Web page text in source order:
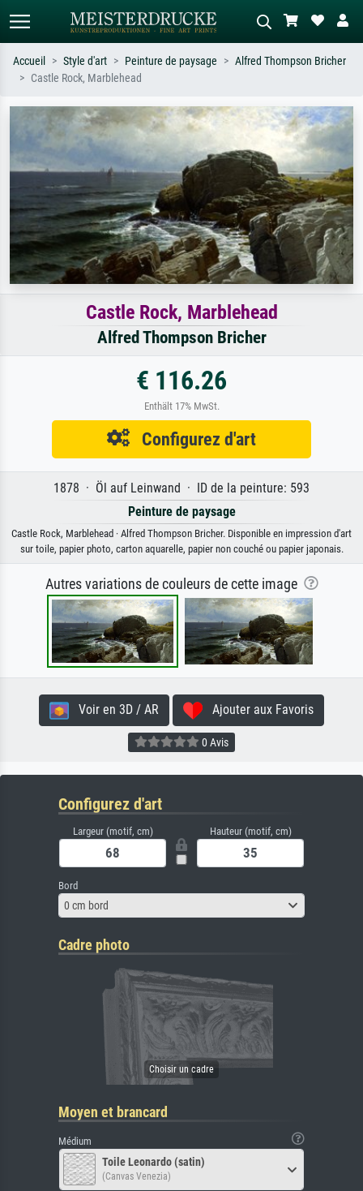
Recherchez par artiste, titre ou style –
ex. Monet, Nuit étoilée,
impressionnisme, vague de Hokusai,
Décrivez la scène – ex. prairie verte,
abstrait avec beaucoup de rouge,
tableau sombre, nu debout près d'un
arbre.
Accueil Style d'art Peinture de paysage
Alfred Thompson Bricher
Castle Rock, Marblehead
Castle Rock, Marblehead
Alfred Thompson Bricher
€ 116.26
Enthält 17% MwSt.
Configurez d'art
1878 · Öl auf Leinwand · ID de la peinture: 593
Peinture de paysage
Castle Rock, Marblehead · Alfred Thompson Bricher. Disponible en impression d'art
sur toile, papier photo, carton aquarelle, papier non couché ou papier japonais.
Autres variations de couleurs de cette image
Voir en 3D / AR Ajouter aux Favoris
0 Avis
Configurez d'art
Largeur (motif, cm) Hauteur (motif, cm)
Bord
0 cm bord
Cadre photo
Moyen et brancard
Médium
Toile Leonardo (satin)
(Canvas Venezia)